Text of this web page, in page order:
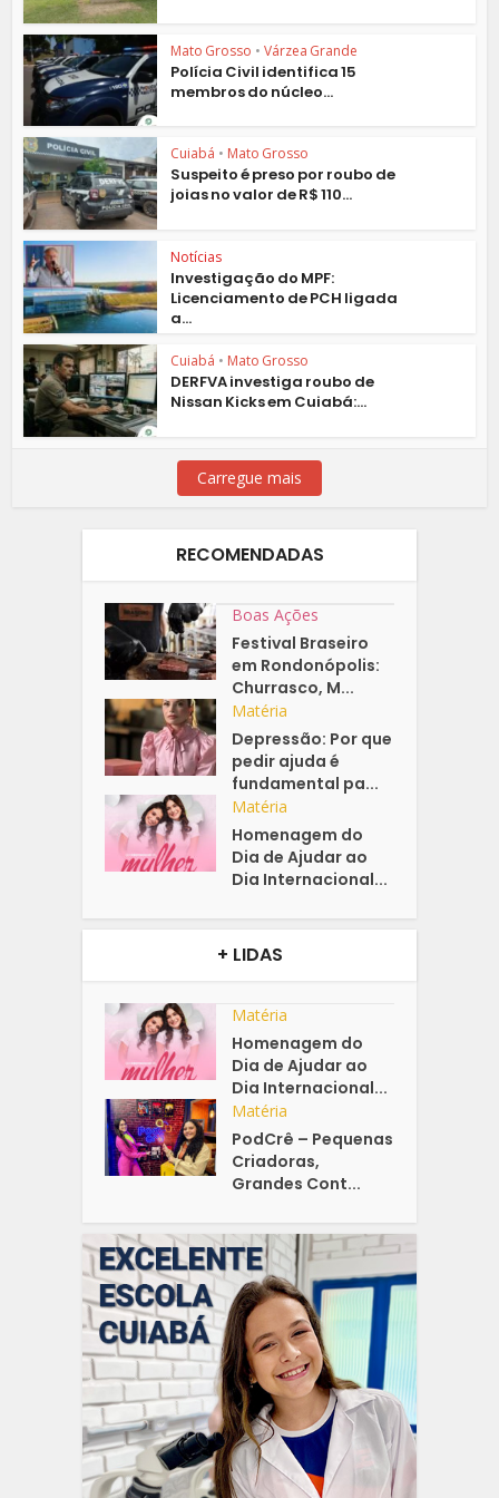
Mato Grosso • Várzea Grande
Polícia Civil identifica 15
membros do núcleo...
Cuiabá • Mato Grosso
Suspeito é preso por roubo de
joias no valor de R$ 110...
Notícias
Investigação do MPF:
Licenciamento de PCH ligada
a...
Cuiabá • Mato Grosso
DERFVA investiga roubo de
Nissan Kicks em Cuiabá:...
Carregue mais
RECOMENDADAS
Boas Ações
Festival Braseiro
em Rondonópolis:
Churrasco, M...
Matéria
Depressão: Por que
pedir ajuda é
fundamental pa...
Matéria
Homenagem do
Dia de Ajudar ao
Dia Internacional...
+ LIDAS
Matéria
Homenagem do
Dia de Ajudar ao
Dia Internacional...
Matéria
PodCrê – Pequenas
Criadoras,
Grandes Cont...